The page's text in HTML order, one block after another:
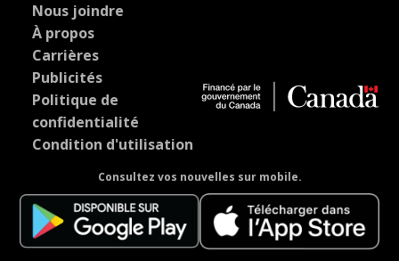
Nous joindre
À propos
Carrières
Publicités
Politique de
confidentialité
Condition d'utilisation
Consultez vos nouvelles sur mobile.